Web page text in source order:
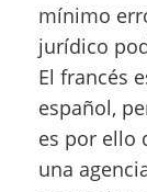
mínimo
jurídico
El francés
español,
es por ello
una